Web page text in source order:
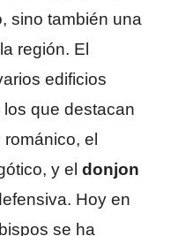
sino también una
región. El
edificios
que destacan
el
y el donjon
Hoy en
se ha